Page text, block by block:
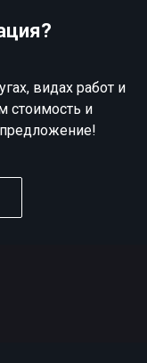
видах работ и
стоимость и